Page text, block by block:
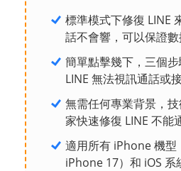
標準模式下修復 LINE
話不會響，可以保證數
簡單點擊幾下，三個
LINE 無法視訊通話或
無需任何專業背景，
家快速修復 LINE 不能
適用所有 iPhone 機型
iPhone 17）和 iOS 系